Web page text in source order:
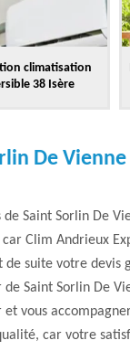
climatisation
38 Isère
De
de Saint Sorlin De
car Clim Andrieux
suite votre devis
Saint Sorlin De
et vous
car votre